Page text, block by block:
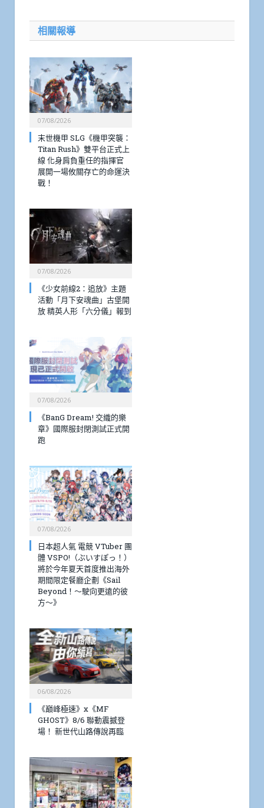
相關報導
07/08/2026
末世機甲 SLG《機甲突襲：
Titan Rush》雙平台正式上
線 化身肩負重任的指揮官
展開一場攸關存亡的命運決
戰！
07/08/2026
《少女前線2：追放》主題
活動「月下安魂曲」古堡開
放 精英人形「六分儀」報到
07/08/2026
《BanG Dream! 交織的樂
章》國際服封閉測試正式開
跑
07/08/2026
日本超人氣 電競 VTuber 團
體 VSPO!（ぶいすぽっ！）
將於今年夏天首度推出海外
期間限定餐廳企劃《Sail
Beyond！～駛向更遠的彼
方～》
06/08/2026
《巔峰極速》x《MF
GHOST》8/6 聯動震撼登
場！ 新世代山路傳說再臨